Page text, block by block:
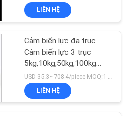
xác để thay thế
LIÊN HỆ
Cảm biến lực đa trục
Cảm biến lực 3 trục
5kg,10kg,50kg,100kg
Cảm biến lực tế bào tải 3
trục Micro
USD 35.3~708.4/piece MOQ:1 phần trăm
LIÊN HỆ